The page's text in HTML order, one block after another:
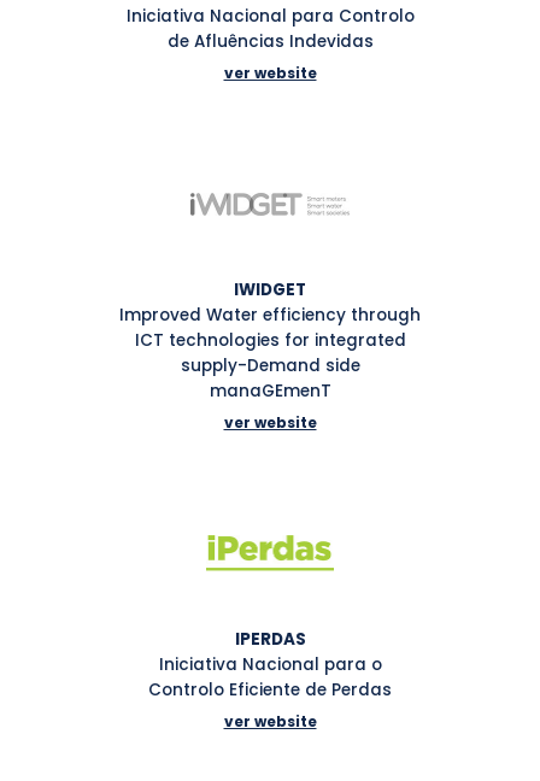
Iniciativa Nacional para Controlo
de Afluências Indevidas
ver website
IWIDGET
Improved Water efficiency through
ICT technologies for integrated
supply-Demand side
manaGEmenT
ver website
IPERDAS
Iniciativa Nacional para o
Controlo Eficiente de Perdas
ver website